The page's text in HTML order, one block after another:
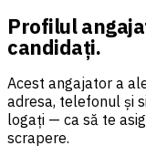
Profilul
candidați.
Acest angajator a
adresa, telefonul și
logați — ca să te
scrapere.